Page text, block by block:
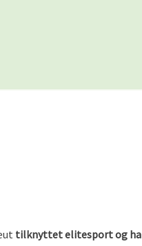
tilknyttet elitesport og